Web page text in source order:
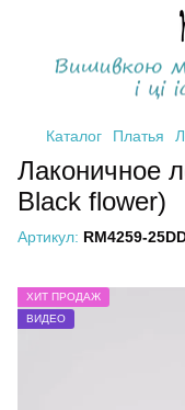
Каталог Платья
Лаконичное
Black flower)
Артикул: RM4259-
ХИТ ПРОДАЖ
ВИДЕО